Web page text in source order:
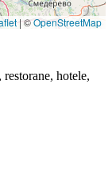
|©OpenStreetMap
hotele,